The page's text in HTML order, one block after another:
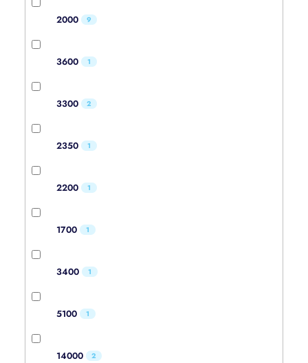
2000 9
3600 1
3300 2
2350 1
2200 1
1700 1
3400 1
5100 1
14000 2